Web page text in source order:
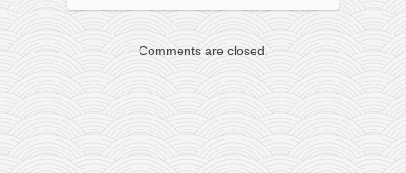
от
43€
туда-
обратно
Comments are closed.